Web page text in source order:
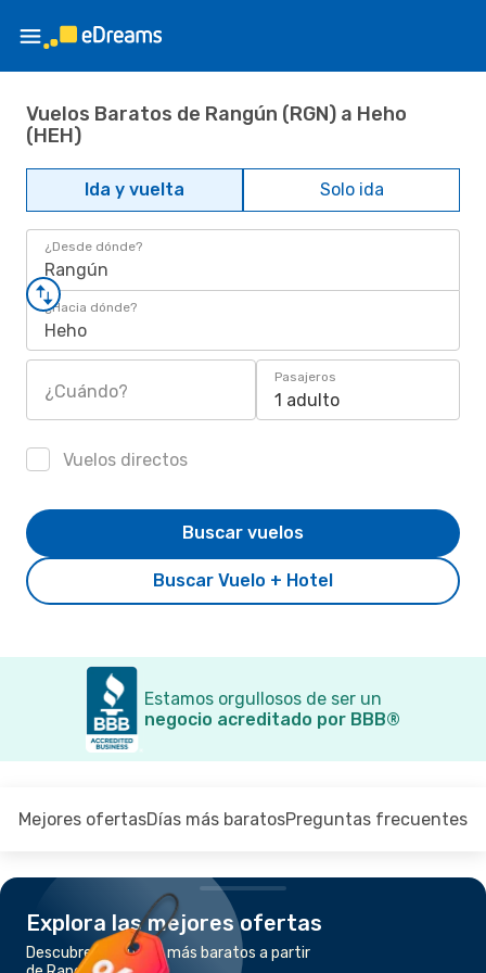
Vuelos Baratos de Rangún (RGN) a Heho
(HEH)
Ida y vuelta Solo ida
¿Desde dónde?
Rangún
¿Hacia dónde?
Heho
¿Cuándo?
Pasajeros
1 adulto
Vuelos directos
Buscar Vuelo + Hotel
Buscar vuelos
Estamos orgullosos de ser un
negocio acreditado por BBB®
Mejores ofertasDías más baratosPreguntas frecuentes
Explora las mejores ofertas
Descubre los vuelos más baratos a partir